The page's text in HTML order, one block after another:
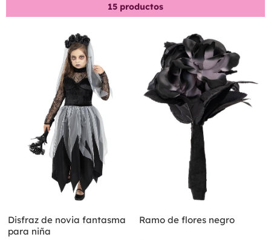
15 productos
Disfraz de novia fantasma
para niña
Ramo de flores negro